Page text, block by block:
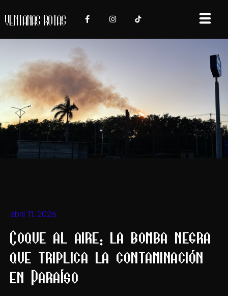
abril 11, 2026
Coque al aire: la bomba negra
que triplica la contaminación
en Paraíso